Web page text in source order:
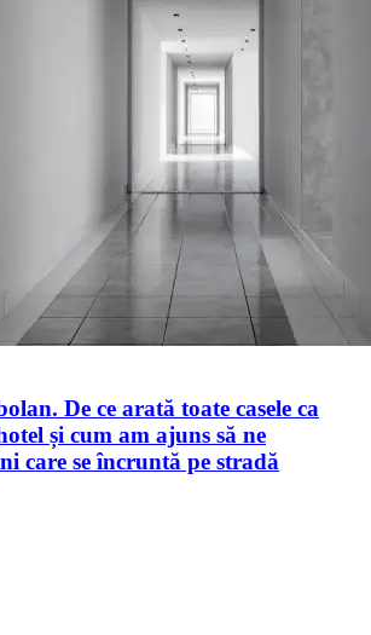
De ce arată toate casele ca
și cum am ajuns să ne
care se încruntă pe stradă